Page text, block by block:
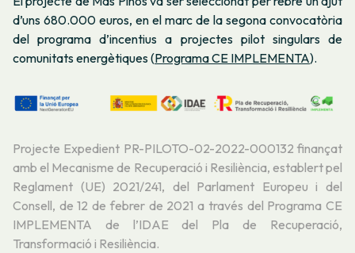
d’uns 680.000 euros, en el marc de la segona convocatòria
del programa d’incentius a projectes pilot singulars de
comunitats energètiques (Programa CE IMPLEMENTA).
Projecte Expedient PR-PILOTO-02-2022-000132 finançat
amb el Mecanisme de Recuperació i Resiliència, establert pel
Reglament (UE) 2021/241, del Parlament Europeu i del
Consell, de 12 de febrer de 2021 a través del Programa CE
IMPLEMENTA de l’IDAE del Pla de Recuperació,
Transformació i Resiliència.